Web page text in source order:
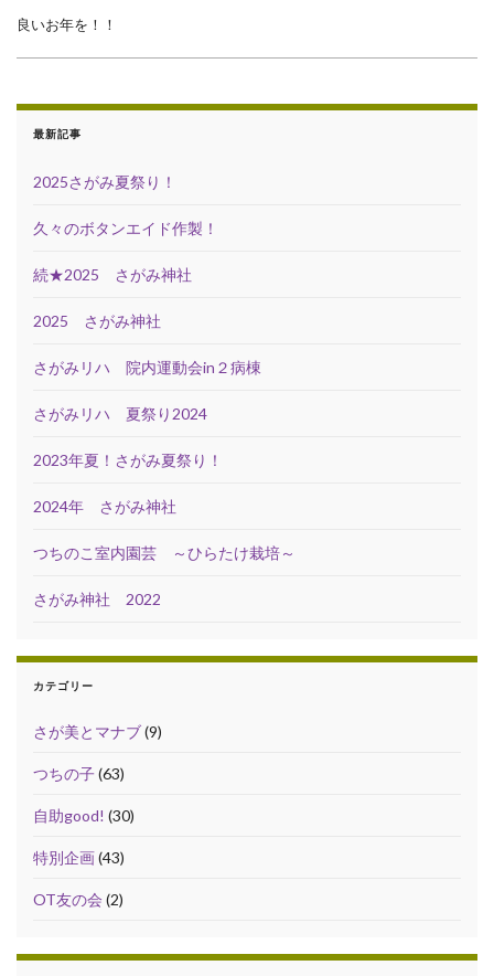
良いお年を！！
最新記事
2025さがみ夏祭り！
久々のボタンエイド作製！
続★2025 さがみ神社
2025 さがみ神社
さがみリハ 院内運動会in２病棟
さがみリハ 夏祭り2024
2023年夏！さがみ夏祭り！
2024年 さがみ神社
つちのこ室内園芸 ～ひらたけ栽培～
さがみ神社 2022
カテゴリー
さが美とマナブ(9)
つちの子(63)
自助good! (30)
特別企画(43)
OT友の会 (2)